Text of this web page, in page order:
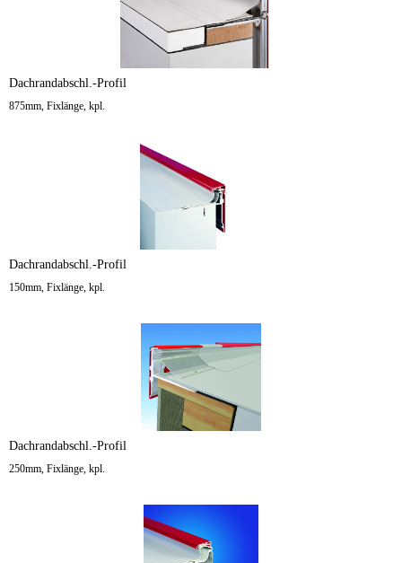
Dachrandabschl.-Profil
875mm, Fixlänge, kpl.
Dachrandabschl.-Profil
150mm, Fixlänge, kpl.
Dachrandabschl.-Profil
250mm, Fixlänge, kpl.